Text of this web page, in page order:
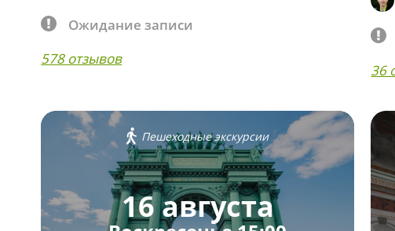
Ожидание записи
578 отзывов
36
Пешеходные экскурсии
16 августа